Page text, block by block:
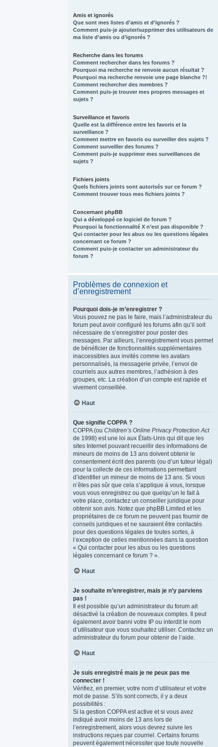
Amis et ignorés
Que sont mes listes d’amis et d’ignorés ?
Comment puis-je ajouter/supprimer des utilisateurs de
ma liste d’amis ou d’ignorés ?
Recherche dans les forums
Comment rechercher dans les forums ?
Pourquoi ma recherche ne renvoie aucun résultat ?
Pourquoi ma recherche renvoie une page blanche ?!
Comment rechercher des membres ?
Comment puis-je trouver mes propres messages et
sujets ?
Surveillance et favoris
Quelle est la différence entre les favoris et la
surveillance ?
Comment mettre en favoris ou surveiller des sujets ?
Comment surveiller des forums ?
Comment puis-je supprimer mes surveillances de
sujets ?
Fichiers joints
Quels fichiers joints sont autorisés sur ce forum ?
Comment trouver tous mes fichiers joints ?
Concernant phpBB
Qui a développé ce logiciel de forum ?
Pourquoi la fonctionnalité X n’est pas disponible ?
Qui contacter pour les abus ou les questions légales
concernant ce forum ?
Comment puis-je contacter un administrateur du
forum ?
Problèmes de connexion et
d’enregistrement
Pourquoi dois-je m’enregistrer ?
Vous pouvez ne pas le faire, mais l’administrateur du
forum peut avoir configuré les forums afin qu’il soit
nécessaire de s’enregistrer pour poster des
messages. Par ailleurs, l’enregistrement vous permet
de bénéficier de fonctionnalités supplémentaires
inaccessibles aux invités comme les avatars
personnalisés, la messagerie privée, l’envoi de
courriels aux autres membres, l’adhésion à des
groupes, etc. La création d’un compte est rapide et
vivement conseillée.
Haut
Que signifie COPPA ?
COPPA (ou Children’s Online Privacy Protection Act
de 1998) est une loi aux États-Unis qui dit que les
sites Internet pouvant recueillir des informations de
mineurs de moins de 13 ans doivent obtenir le
consentement écrit des parents (ou d’un tuteur légal)
pour la collecte de ces informations permettant
d’identifier un mineur de moins de 13 ans. Si vous
n’êtes pas sûr que cela s’applique à vous, lorsque
vous vous enregistrez ou que quelqu’un le fait à
votre place, contactez un conseiller juridique pour
obtenir son avis. Notez que phpBB Limited et les
propriétaires de ce forum ne peuvent pas fournir de
conseils juridiques et ne sauraient être contactés
pour des questions légales de toutes sortes, à
l’exception de celles mentionnées dans la question
« Qui contacter pour les abus ou les questions
légales concernant ce forum ? ».
Haut
Je souhaite m’enregistrer, mais je n’y parviens
pas !
Il est possible qu’un administrateur du forum ait
désactivé la création de nouveaux comptes. Il peut
également avoir banni votre IP ou interdit le nom
d’utilisateur que vous souhaitez utiliser. Contactez un
administrateur du forum pour obtenir de l’aide.
Haut
Je suis enregistré mais je ne peux pas me
connecter !
Vérifiez, en premier, votre nom d’utilisateur et votre
mot de passe. S’ils sont corrects, il y a deux
possibilités :
Si la gestion COPPA est active et si vous avez
indiqué avoir moins de 13 ans lors de
l’enregistrement, alors vous devrez suivre les
instructions reçues par courriel. Certains forums
peuvent également nécessiter que toute nouvelle